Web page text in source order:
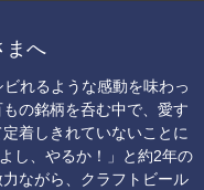
まへ
れるような感動を味わっ
の銘柄を呑む中で、愛す
着しきれていないことに
し、やるか！」と約2年の
ながら、クラフトビール